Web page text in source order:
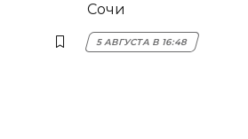
Сочи
5 АВГУСТА В 16:48